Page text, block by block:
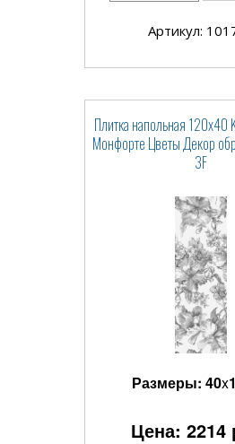
Артикул:
Плитка напольная 120x40
Монфорте Цветы Декор
3F
Размеры: 40x
Цена: 2214